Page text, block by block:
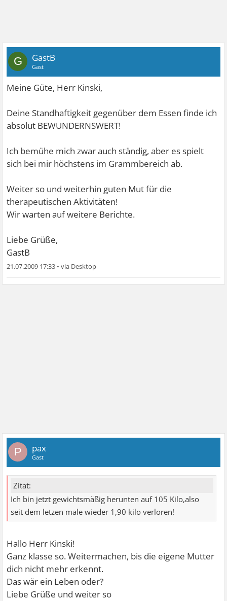
G GastB
Gast
Meine Güte, Herr Kinski,
Deine Standhaftigkeit gegenüber dem Essen finde ich
absolut BEWUNDERNSWERT!
Ich bemühe mich zwar auch ständig, aber es spielt
sich bei mir höchstens im Grammbereich ab.
Weiter so und weiterhin guten Mut für die
therapeutischen Aktivitäten!
Wir warten auf weitere Berichte.
Liebe Grüße,
GastB
21.07.2009 17:33 •
P pax
Gast
Zitat:
Ich bin jetzt gewichtsmäßig herunten auf 105 Kilo,also
seit dem letzen male wieder 1,90 kilo verloren!
Hallo Herr Kinski!
Ganz klasse so. Weitermachen, bis die eigene Mutter
dich nicht mehr erkennt.
Das wär ein Leben oder?
Liebe Grüße und weiter so